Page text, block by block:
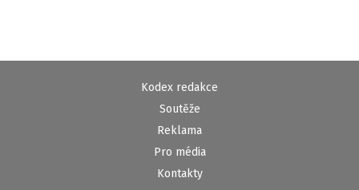
Kodex redakce
Soutěže
Reklama
Pro média
Kontakty